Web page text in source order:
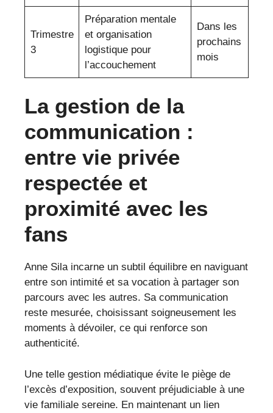
Trimestre
3
Préparation mentale
et organisation
logistique pour
l’accouchement
Dans les
prochains
mois
La gestion de la
communication :
entre vie privée
respectée et
proximité avec les
fans
Anne Sila incarne un subtil équilibre en naviguant
entre son intimité et sa vocation à partager son
parcours avec les autres. Sa communication
reste mesurée, choisissant soigneusement les
moments à dévoiler, ce qui renforce son
authenticité.
Une telle gestion médiatique évite le piège de
l’excès d’exposition, souvent préjudiciable à une
vie familiale sereine. En maintenant un lien